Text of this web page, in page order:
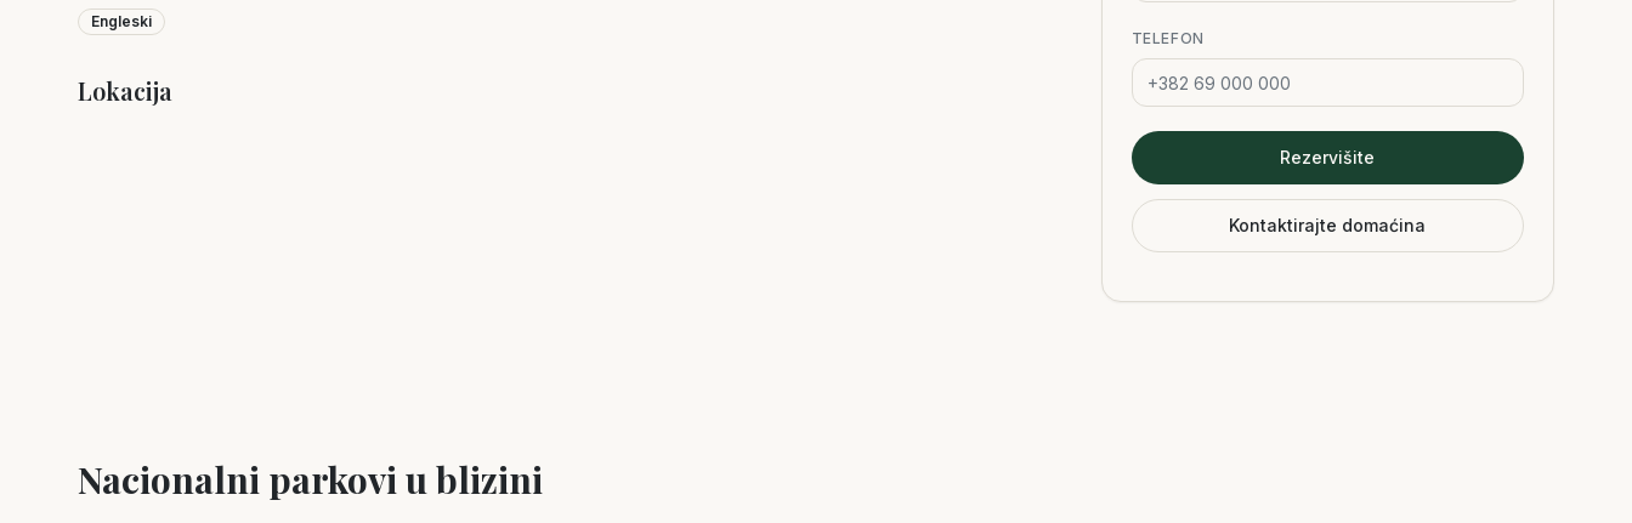
Engleski
Lokacija
TELEFON
Rezervišite
Kontaktirajte domaćina
Nacionalni parkovi u blizini